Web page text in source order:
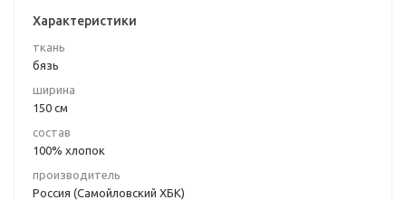
Характеристики
ткань
бязь
ширина
150 см
состав
100% хлопок
производитель
Россия (Самойловский ХБК)